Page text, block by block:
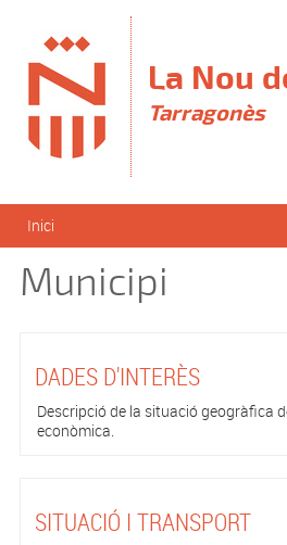
La Nou
Tarragonès
Esteu aquí
Inici
Municipi
DADES D'INTERÈS
Descripció de la situació geogràfica
econòmica.
SITUACIÓ I TRANSPORT